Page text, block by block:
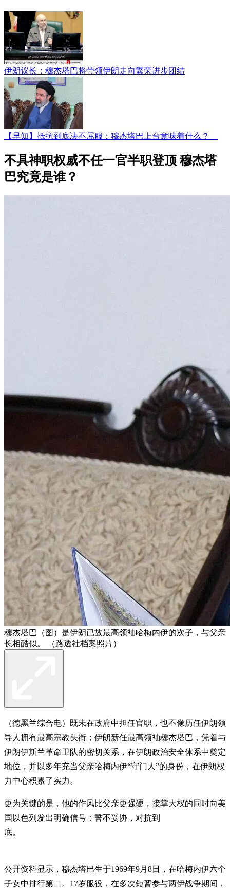
伊朗议长：穆杰塔巴将带领伊朗走向繁荣进步团结
【早知】抵抗到底决不屈服：穆杰塔巴上台意味着什么？
不具神职权威不任一官半职登顶 穆杰塔
巴究竟是谁？
穆杰塔巴（图）是伊朗已故最高领袖哈梅内伊的次子，与父亲
长相酷似。 （路透社档案照片）
（德黑兰综合电）既未在政府中担任官职，也不像历任伊朗领
导人拥有最高宗教头衔；伊朗新任最高领袖穆杰塔巴 ，凭着与
伊朗伊斯兰革命卫队的密切关系，在伊朗政治安全体系中奠定
地位，并以多年充当父亲哈梅内伊“守门人”的身份，在伊朗权
力中心积累了实力。
更为关键的是，他的作风比父亲更强硬，接掌大权的同时向美
国以色列发出明确信号：誓不妥协，对抗到
底。
公开资料显示，穆杰塔巴生于1969年9月8日，在哈梅内伊六个
子女中排行第二。17岁服役，在多次短暂参与两伊战争期间，